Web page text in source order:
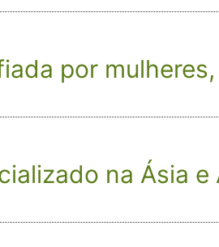
por mulheres,
na Ásia